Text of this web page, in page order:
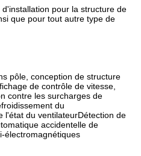
pour la structure de
que pour tout autre type de
pôle, conception de structure
de contrôle de vitesse,
contre les surcharges de
du
l'état du ventilateurDétection de
accidentelle de
électromagnétiques